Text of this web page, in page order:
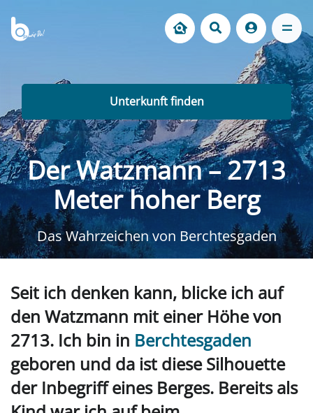
Unterkunft finden
Der Watzmann – 2713
Meter hoher Berg
Das Wahrzeichen von Berchtesgaden
Seit ich denken kann, blicke ich auf
den Watzmann mit einer Höhe von
2713. Ich bin in Berchtesgaden
geboren und da ist diese Silhouette
der Inbegriff eines Berges. Bereits als